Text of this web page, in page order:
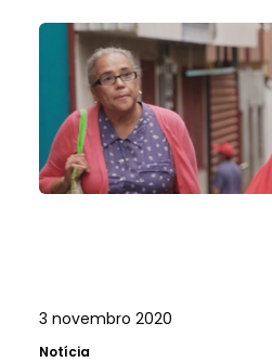
3 novembro 2020
Notícia